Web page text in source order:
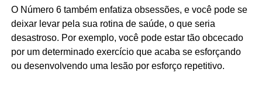
O Número 6 também enfatiza obsessões, e você pode se
deixar levar pela sua rotina de saúde, o que seria
desastroso. Por exemplo, você pode estar tão obcecado
por um determinado exercício que acaba se esforçando
ou desenvolvendo uma lesão por esforço repetitivo.